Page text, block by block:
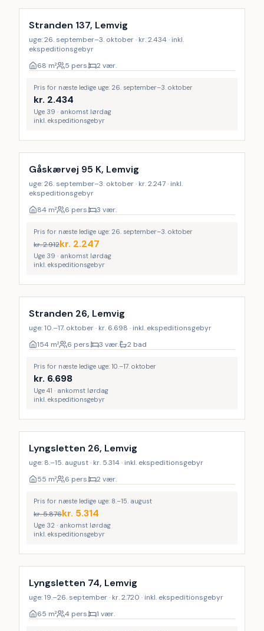
Stranden 137, Lemvig
uge: 26. september–3. oktober · kr. 2.434 · inkl.
ekspeditionsgebyr
68 m² 5 pers. 2 vær.
Pris for næste ledige uge: 26. september–3. oktober
kr. 2.434
Uge 39 · ankomst lørdag
inkl. ekspeditionsgebyr
Gåskærvej 95 K, Lemvig
uge: 26. september–3. oktober · kr. 2.247 · inkl.
ekspeditionsgebyr
84 m² 6 pers. 3 vær.
Pris for næste ledige uge: 26. september–3. oktober
kr.2.912kr. 2.247
Uge 39 · ankomst lørdag
inkl. ekspeditionsgebyr
Stranden 26, Lemvig
uge: 10.–17. oktober · kr. 6.698 · inkl. ekspeditionsgebyr
154 m² 6 pers. 3 vær. 2 bad
Pris for næste ledige uge: 10.–17. oktober
kr. 6.698
Uge 41 · ankomst lørdag
inkl. ekspeditionsgebyr
Lyngsletten 26, Lemvig
uge: 8.–15. august · kr. 5.314 · inkl. ekspeditionsgebyr
55 m² 6 pers. 2 vær.
Pris for næste ledige uge: 8.–15. august
kr.5.876kr. 5.314
Uge 32 · ankomst lørdag
inkl. ekspeditionsgebyr
Lyngsletten 74, Lemvig
uge: 19.–26. september · kr. 2.720 · inkl. ekspeditionsgebyr
65 m² 4 pers. 1 vær.